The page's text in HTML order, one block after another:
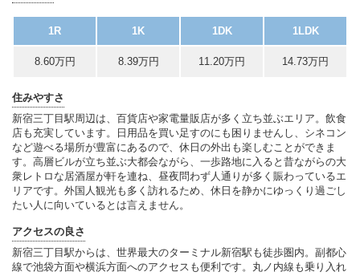
1R 1K 1DK 1LDK
8.60万円 8.39万円 11.20万円 14.73万円
住みやすさ
新宿三丁目駅周辺は、百貨店や家電量販店が多く立ち並ぶエリア。飲食
店も充実しています。日用品を買い足すのにも困りませんし、シネコン
など遊べる場所が豊富にあるので、休日の外出も楽しむことができま
す。高層ビルが立ち並ぶ大都会ながら、一歩路地に入ると昔ながらの大
衆レトロな居酒屋が軒を連ね、昼夜問わず人通りが多く賑わっているエ
リアです。外国人観光も多く訪れるため、休日を静かにゆっくり過ごし
たい人に向いているとは言えません。
アクセスの良さ
新宿三丁目駅からは、世界最大のターミナル新宿駅も徒歩圏内。副都心
線で池袋方面や横浜方面へのアクセスも便利です。丸ノ内線も乗り入れ